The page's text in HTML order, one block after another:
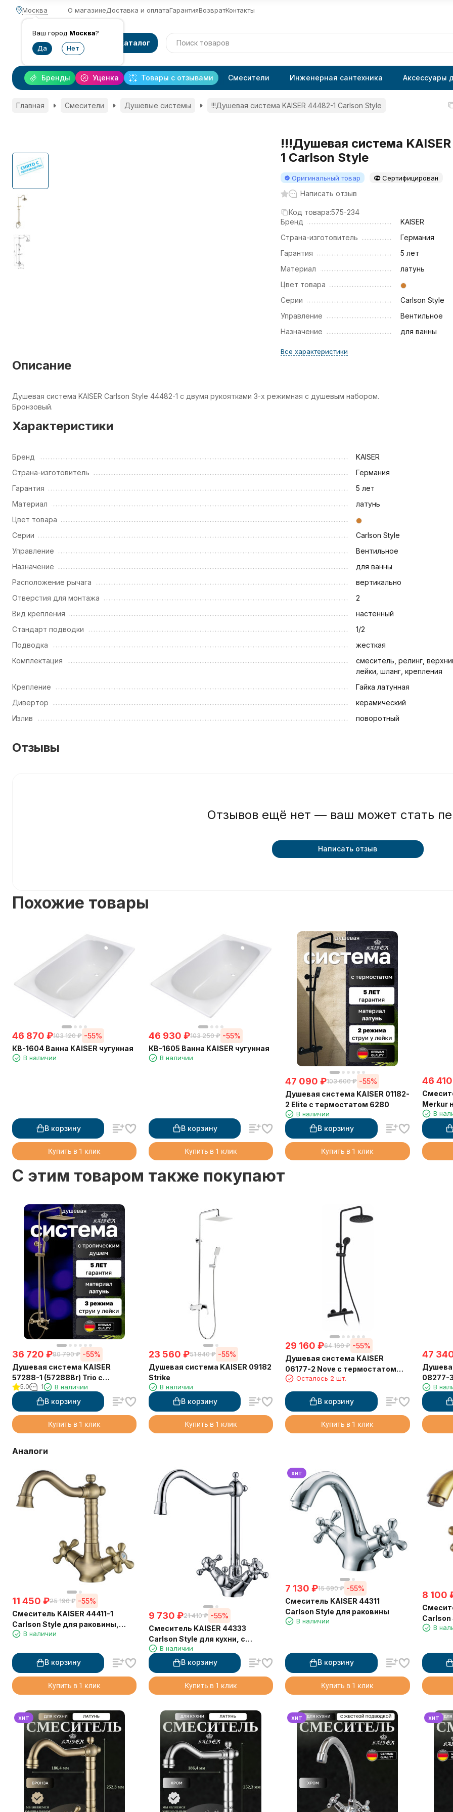
Москва
Ваш город Москва?
О магазинеДоставка и оплатаГарантияВозвратКонтакты
Каталог
Уценка Товары с отзывами
Бренды Смесители Инженерная сантехника Аксессуары
Главная Смесители Душевые системы !!!Душевая система KAISER 44482-1 Carlson Style
!!!Душевая система
1 Carlson Style
Оригинальный товар Сертифицирован
Написать отзыв
Код товара:575-234
Бренд
KAISER
Страна-изготовитель
Германия
Гарантия
5 лет
Материал
латунь
Цвет товара
Серии
Carlson Style
Управление
Вентильное
Назначение
для ванны
Все характеристики
Описание
Душевая система KAISER Carlson Style 44482-1 с двумя рукоятками 3-х режимная с душевым набором.
Бронзовый.
Характеристики
Бренд
KAISER
Страна-изготовитель
Германия
Гарантия
5 лет
Материал
латунь
Цвет товара
Серии
Carlson Style
Управление
Вентильное
Назначение
для ванны
Расположение рычага
вертикально
Отверстия для монтажа
2
Вид крепления
настенный
Стандарт подводки
1/2
Подводка
жесткая
Комплектация
смеситель, релинг,
лейки, шланг, крепления
Крепление
Гайка латунная
Дивертор
керамический
Излив
поворотный
Отзывы
Отзывов ещё нет — ваш может стать
Написать отзыв
Похожие товары
46 870 ₽103 120 ₽ -55%
КВ-1604 Ванна KAISER чугунная
В наличии
В корзину
Купить в 1 клик
46 930 ₽103 250 ₽ -55%
КВ-1605 Ванна KAISER чугунная
В наличии
В корзину
Купить в 1 клик
47 090 ₽103 600 ₽ -55%
Душевая система KAISER 01182-
2 Elite с термостатом 6280
В наличии
В корзину
Купить в 1 клик
46 410
Merkur
чёрный
В
C этим товаром также покупают
36 720 ₽80 790 ₽ -55%
Душевая система KAISER
57288-1 (57288Br) Trio с
дивертором 58DR
5.0 1 В наличии
В корзину
Купить в 1 клик
23 560 ₽51 840 ₽ -55%
Душевая система KAISER 09182
Strike
В наличии
В корзину
Купить в 1 клик
29 160 ₽64 160 ₽ -55%
Душевая система KAISER
06177-2 Nove с термостатом
6282Осталось 2 шт.
В корзину
Купить в 1 клик
47
08277-
В
Аналоги
11 450 ₽25 190 ₽ -55%
Смеситель KAISER 44411-1
Carlson Style для раковины,
бронзовый
В наличии
В корзину
Купить в 1 клик
9 730 ₽21 410 ₽ -55%
Смеситель KAISER 44333
Carlson Style для кухни, с
краном для питьевой воды,
хром
В наличии
В корзину
Купить в 1 клик
хит
7 130 ₽15 690 ₽ -55%
Смеситель KAISER 44311
Carlson Style для раковины
В наличии
В корзину
Купить в 1 клик
8 100
Carlson
В
хит хит хит